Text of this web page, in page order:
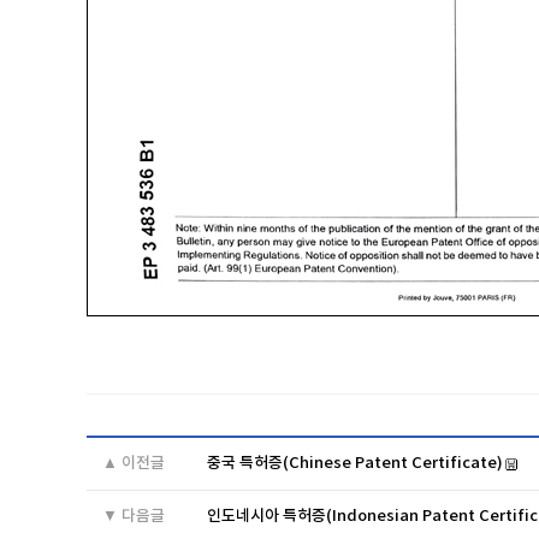
▲ 이전글 중국 특허증(Chinese Patent Certificate)
▼ 다음글 인도네시아 특허증(Indonesian Patent